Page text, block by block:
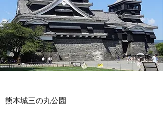
熊本城三の丸公園